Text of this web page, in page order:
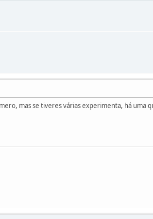
mas se tiveres várias experimenta, há uma